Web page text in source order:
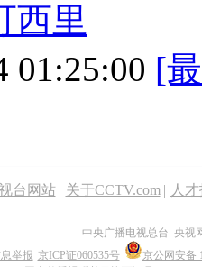
西里
01:25:00 [
台网站 | 关于CCTV.com | 人
中央广播电视总台 央视
举报 京ICP证060535号
京公网安备